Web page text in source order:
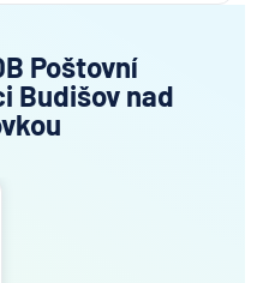
Poštovní
Budišov nad